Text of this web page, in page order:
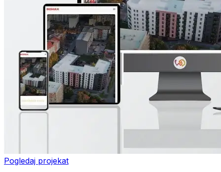
Pogledaj projekat